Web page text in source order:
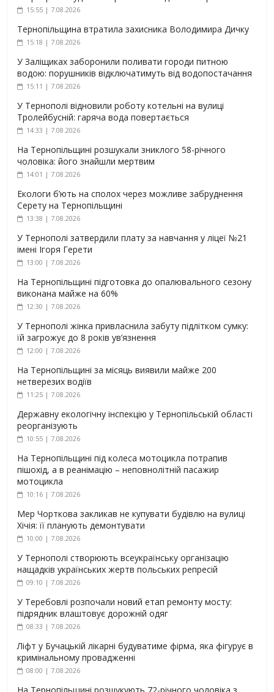
15:55 | 7.08.2026
Тернопільщина втратила захисника Володимира Дичку
15:18 | 7.08.2026
У Заліщиках заборонили поливати городи питною
водою: порушників відключатимуть від водопостачання
15:11 | 7.08.2026
У Тернополі відновили роботу котельні на вулиці
Тролейбусній: гаряча вода повертається
14:33 | 7.08.2026
На Тернопільщині розшукали зниклого 58-річного
чоловіка: його знайшли мертвим
14:01 | 7.08.2026
Екологи б’ють на сполох через можливе забруднення
Серету на Тернопільщині
13:38 | 7.08.2026
У Тернополі затвердили плату за навчання у ліцеї №21
імені Ігоря Герети
13:00 | 7.08.2026
На Тернопільщині підготовка до опалювального сезону
виконана майже на 60%
12:30 | 7.08.2026
У Тернополі жінка привласнила забуту підлітком сумку:
їй загрожує до 8 років ув’язнення
12:00 | 7.08.2026
На Тернопільщині за місяць виявили майже 200
нетверезих водіїв
11:25 | 7.08.2026
Державну екологічну інспекцію у Тернопільській області
реорганізують
10:55 | 7.08.2026
На Тернопільщині під колеса мотоцикла потрапив
пішохід, а в реанімацію – неповнолітній пасажир
мотоцикла
10:16 | 7.08.2026
Мер Чорткова закликав не купувати будівлю на вулиці
Хічія: її планують демонтувати
10:00 | 7.08.2026
У Тернополі створюють всеукраїнську організацію
нащадків українських жертв польських репресій
09:10 | 7.08.2026
У Теребовлі розпочали новий етап ремонту мосту:
підрядник влаштовує дорожній одяг
08:33 | 7.08.2026
Ліфт у Бучацькій лікарні будуватиме фірма, яка фігурує в
кримінальному провадженні
08:00 | 7.08.2026
На Тернопільщині розшукують 72-річного чоловіка з